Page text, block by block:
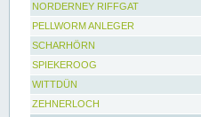
NORDERNEY RIFFGAT
PELLWORM ANLEGER
SCHARHÖRN
SPIEKEROOG
WITTDÜN
ZEHNERLOCH